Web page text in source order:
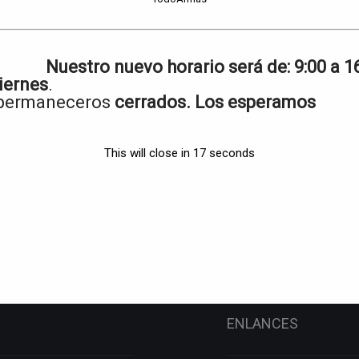
Llama MX II 45 L/F calibre 45 ACP Star española calibre 7.65mm
ENLANCES
Nuestro nuevo horario será de: 9:00 a
.
cerrados. Los esperamos
This will close in 17 seconds